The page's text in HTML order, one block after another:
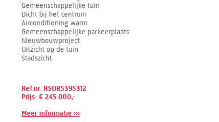
Gemeenschappelijke tuin
Dicht bij het centrum
Airconditioning warm
Gemeenschappelijke parkeerplaats
Nieuwbouwproject
Uitzicht op de tuin
Stadszicht
Ref.nr: RSOR5395312
Prijs: € 245.000,-
Meer informatie ›››